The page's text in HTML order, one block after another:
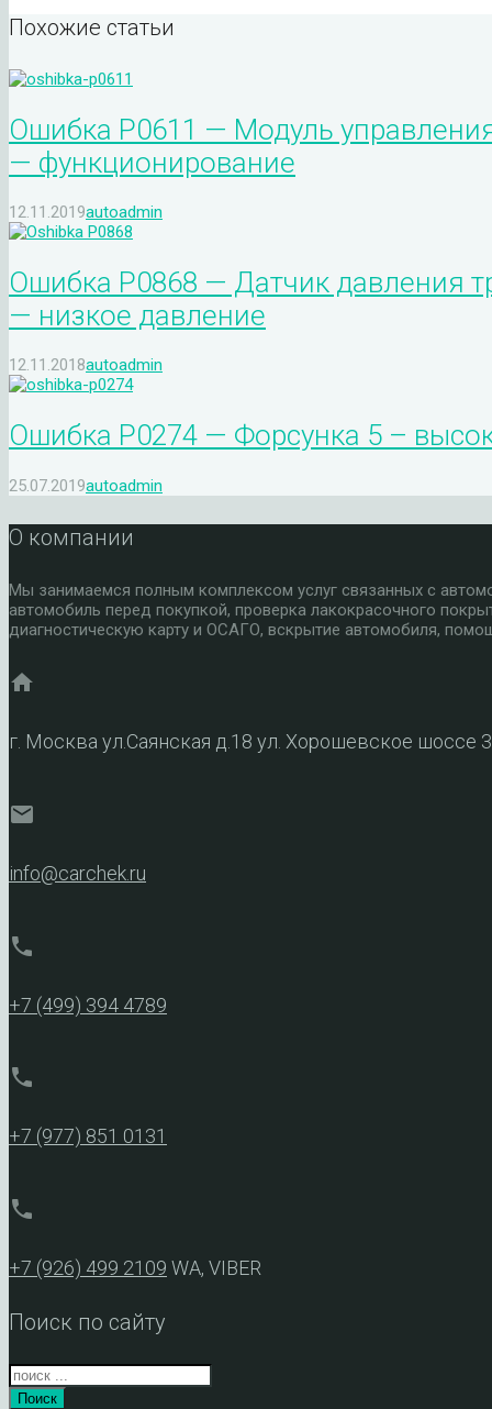
Похожие статьи
Ошибка P0611 — Модуль
— функционирование
12.11.2019autoadmin
Ошибка P0868 — Датчик давления
— низкое давление
12.11.2018autoadmin
Ошибка P0274 — Форсунка 5 –
25.07.2019autoadmin
О компании
Мы занимаемся полным комплексом услуг связанных с
автомобиль перед покупкой, проверка лакокрасочного
диагностическую карту и ОСАГО, вскрытие автомобиля,
home
г. Москва ул.Саянская д.18 ул. Хорошевское шоссе
mail
info@carchek.ru
phone
+7 (499) 394 4789
phone
+7 (977) 851 0131
phone
+7 (926) 499 2109 WA, VIBER
Поиск по сайту
Поиск